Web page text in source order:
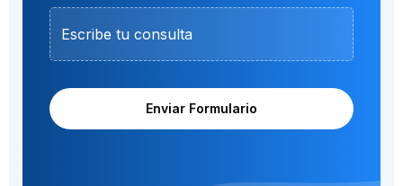
Enviar Formulario